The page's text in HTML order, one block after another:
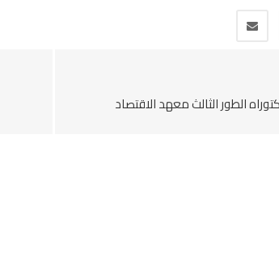
الطور الثالث معهد الاقتصاد